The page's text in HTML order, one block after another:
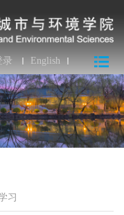
录 English
习